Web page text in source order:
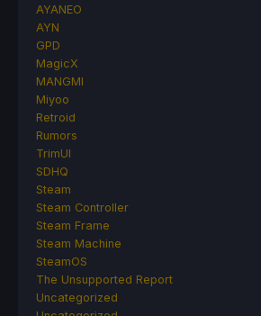
AYANEO
AYN
GPD
MagicX
MANGMI
Miyoo
Retroid
Rumors
TrimUI
SDHQ
Steam
Steam Controller
Steam Frame
Steam Machine
SteamOS
The Unsupported Report
Uncategorized